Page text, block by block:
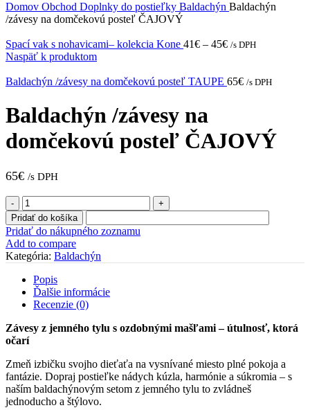
Domov Obchod Doplnky do postieľky Baldachýn Baldachýn
/závesy na domčekovú posteľ ČAJOVÝ
Spací vak s nohavicami– kolekcia Kone 41€ – 45€ /s DPH
Naspäť k produktom
Baldachýn /závesy na domčekovú posteľ TAUPE 65€ /s DPH
Baldachýn /závesy na
domčekovú posteľ ČAJOVÝ
65€ /s DPH
množstvo
Baldachýn
/závesy
na
domčekovú
posteľ
ČAJOVÝ
Pridať do košíka
Pridať do nákupného zoznamu
Add to compare
Kategória: Baldachýn
Popis
Ďalšie informácie
Recenzie (0)
Závesy z jemného tylu s ozdobnými mašľami – útulnosť, ktorá
očarí
Zmeň izbičku svojho dieťaťa na vysnívané miesto plné pokoja a
fantázie. Dopraj postieľke nádych kúzla, harmónie a súkromia – s
naším baldachýnovým setom z jemného tylu to zvládneš
jednoducho a štýlovo.